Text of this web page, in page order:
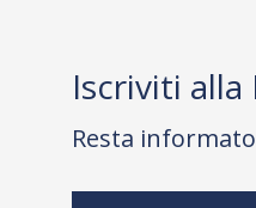
Iscriviti alla
Resta